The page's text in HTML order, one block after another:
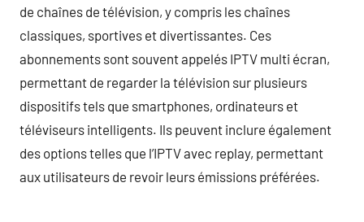
de chaînes de télévision, y compris les chaînes
classiques, sportives et divertissantes. Ces
abonnements sont souvent appelés IPTV multi écran,
permettant de regarder la télévision sur plusieurs
dispositifs tels que smartphones, ordinateurs et
téléviseurs intelligents. Ils peuvent inclure également
des options telles que l’IPTV avec replay, permettant
aux utilisateurs de revoir leurs émissions préférées.